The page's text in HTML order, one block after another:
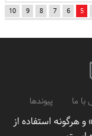
5
6
7
8
9
10
با ما پیوندها
» و هرگونه استفاده از